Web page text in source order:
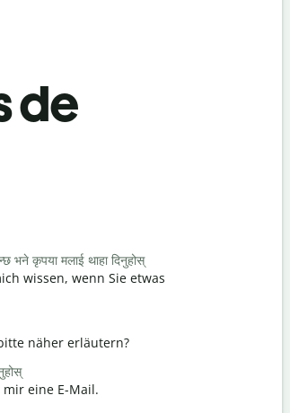
de
भने कृपया मलाई थाहा दिनुहोस्
wissen, wenn Sie etwas
näher erläutern?
mir eine E-Mail.